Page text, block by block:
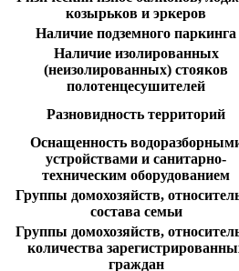
козырьков и эркеров
Наличие подземного паркинга
Наличие изолированных
(неизолированных) стояков
полотенцесушителей
Разновидность территорий
Оснащенность
устройствами и санитарно-
техническим оборудованием
Группы домохозяйств,
состава семьи
Группы домохозяйств,
количества
граждан